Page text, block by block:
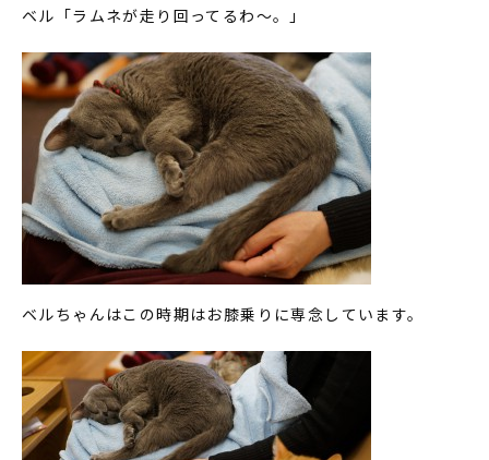
ベル「ラムネが走り回ってるわ～。」
ベルちゃんはこの時期はお膝乗りに専念しています。